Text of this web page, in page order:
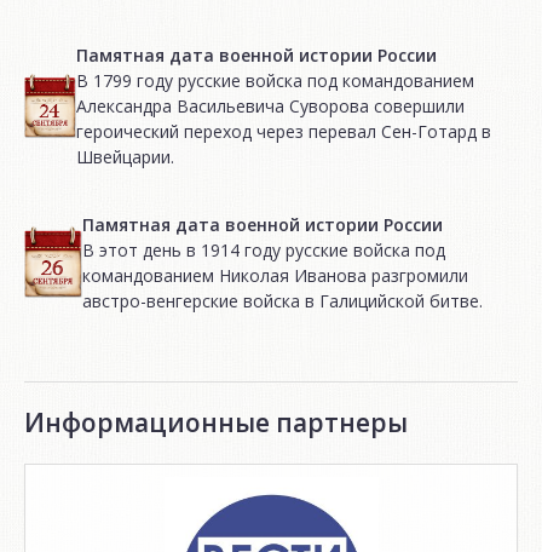
Памятная дата военной истории России
В 1799 году русские войска под командованием
Александра Васильевича Суворова совершили
героический переход через перевал Сен-Готард в
Швейцарии.
Памятная дата военной истории России
В этот день в 1914 году русские войска под
командованием Николая Иванова разгромили
австро-венгерские войска в Галицийской битве.
Информационные партнеры